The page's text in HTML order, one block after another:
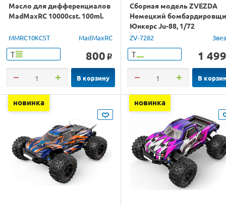
Масло для дифференциалов
MadMaxRC 10000cst. 100ml.
MMRC10KCST MadMaxRC
Т 800 o
В корзину
Сборная модель ZVEZDA
Немецкий
Юнкерс Ju-88, 1/72
ZV-7282
Т 1 499
В
новинка новинка